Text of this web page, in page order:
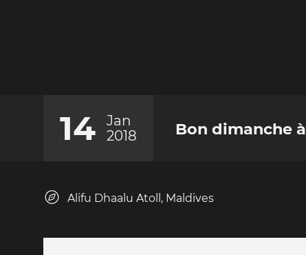
14
Jan
2018
Bon dimanche
Alifu Dhaalu Atoll, Maldives